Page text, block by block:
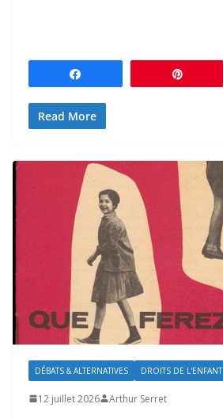
Read More
DÉBATS & ALTERNATIVES DROITS DE L'ENFANT
12 juillet 2026 Arthur Serret